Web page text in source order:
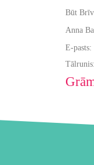
Būt
Anna
E-